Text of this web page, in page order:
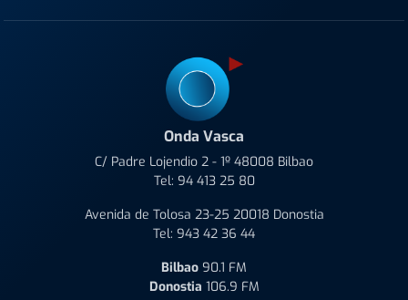
Onda Vasca
C/ Padre Lojendio 2 - 1º 48008 Bilbao
Tel: 94 413 25 80
Avenida de Tolosa 23-25 20018 Donostia
Tel: 943 42 36 44
Bilbao 90.1 FM
Donostia 106.9 FM